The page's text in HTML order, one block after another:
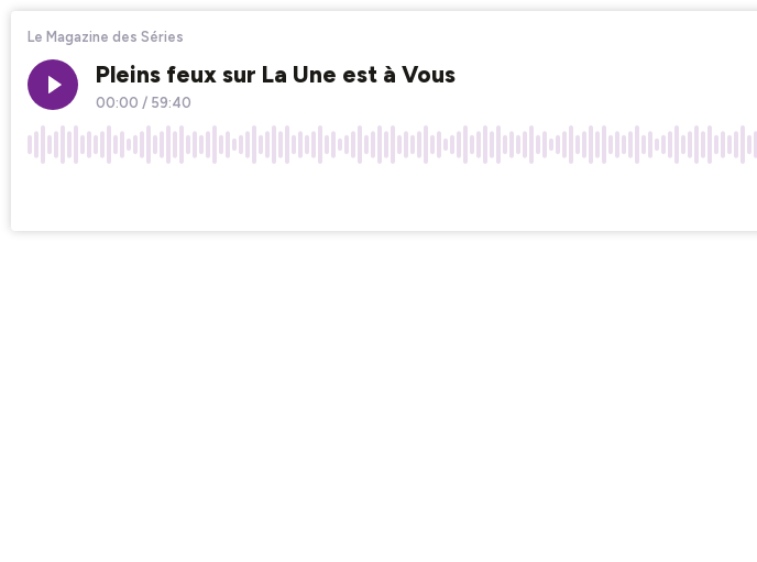
Le Magazine des Séries
Pleins feux sur La Une est à Vous
00:00 / 59:40